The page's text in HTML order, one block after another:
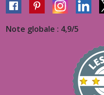
Note globale : 4,9/5